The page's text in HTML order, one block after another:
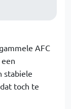
AFC
stabiele
toch te